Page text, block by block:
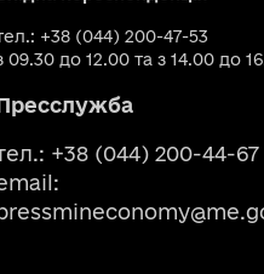
+38 (044) 200-47-53
09.30 до 12.00 та з 14.00 до
+38 (044) 200-44-67